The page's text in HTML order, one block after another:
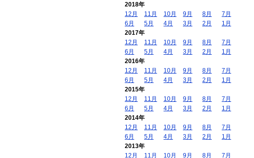
2018年
12月
11月 10月 9月 8月
7月
6月
5月 4月 3月 2月
1月
2017年
12月
11月 10月 9月 8月
7月
6月
5月 4月 3月 2月
1月
2016年
12月
11月 10月 9月 8月
7月
6月
5月 4月 3月 2月
1月
2015年
12月
11月 10月 9月 8月
7月
6月
5月 4月 3月 2月
1月
2014年
12月
11月 10月 9月 8月
7月
6月
5月 4月 3月 2月
1月
2013年
12月
11月 10月 9月 8月 7月